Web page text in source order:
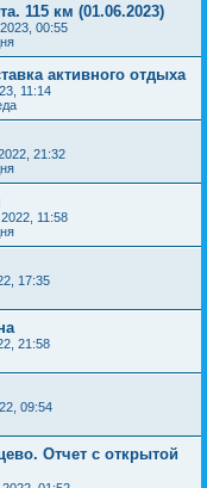
115 км (01.06.2023)
00:55
активного отдыха
11:14
21:32
11:58
17:35
21:58
09:54
Отчет с открытой